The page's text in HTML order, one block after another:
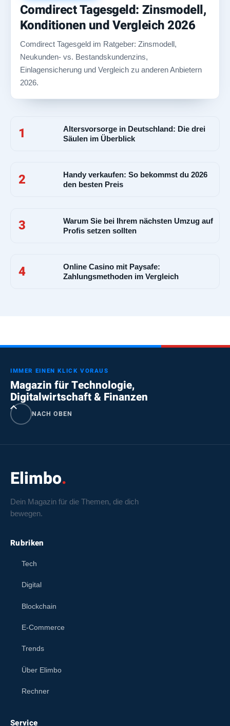
Comdirect Tagesgeld: Zinsmodell,
Konditionen und Vergleich 2026
Comdirect Tagesgeld im Ratgeber: Zinsmodell,
Neukunden- vs. Bestandskundenzins,
Einlagensicherung und Vergleich zu anderen Anbietern
2026.
1
Altersvorsorge in Deutschland: Die drei
Säulen im Überblick
2
Handy verkaufen: So bekommst du 2026
den besten Preis
3
Warum Sie bei Ihrem nächsten Umzug auf
Profis setzen sollten
4
Online Casino mit Paysafe:
Zahlungsmethoden im Vergleich
IMMER EINEN KLICK VORAUS
Magazin für Technologie,
Digitalwirtschaft & Finanzen
NACH OBEN
Elimbo
Dein Magazin für die Themen, die dich
bewegen.
Rubriken
Tech
Digital
Blockchain
E-Commerce
Trends
Über Elimbo
Rechner
Service